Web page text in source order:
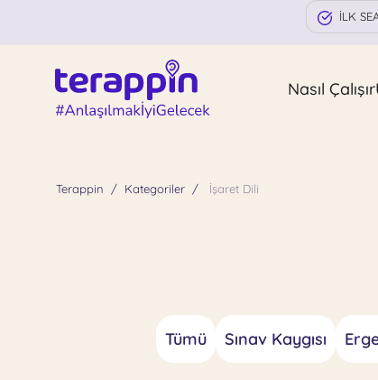
İLK
Nasıl Çalışır
Terappin Kategoriler İşaret Dili
Tümü Sınav Kaygısı